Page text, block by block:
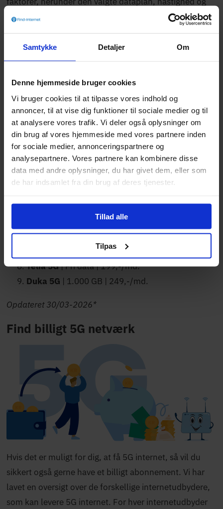
Samtykke Detaljer Om
Denne hjemmeside bruger cookies
Vi bruger cookies til at tilpasse vores indhold og
annoncer, til at vise dig funktioner til sociale medier og til
at analysere vores trafik. Vi deler også oplysninger om
din brug af vores hjemmeside med vores partnere inden
for sociale medier, annonceringspartnere og
analysepartnere. Vores partnere kan kombinere disse
data med andre oplysninger, du har givet dem, eller som
de har indsamlet fra din brug af deres tjenester.
Tillad alle
Tilpas
bindingsperiode. Generelt ligger priserne mellem 150 -
Nogle abonnementer kan være dyrere afhængigt af
andre abonnementer kan være billigere med
begrænsede datamængder.
Herunder finder du en oversigt over hvad 5G koster
hos danske udbydere:
Oister 5G| 1 TB | 69,-/md.
CBB 5G| 1.000 GB | 129,-/md.
Telmore 5G| 1000 GB | 149,-/md.
| Fri GB | 149,-/md.
Yousee 5G| 1000 GB | 149,50,-/md.
| Ubegrænset GB | 179,-/md.
Telia 5G| Fri data | 199,-/md.
Duka 5G | 1.000 GB | 249,-/md.
Opdateret 30/03-2026*
Find billigt 5G netværk
Hvis det er muligt for dig, at få 5G internet, så vil du
sikkert også gerne have et billigt abonnement. Vi har
lavet en oversigt over de forskellige internetudbydere,
som kan levere 5G internet. For hver internetudbyder